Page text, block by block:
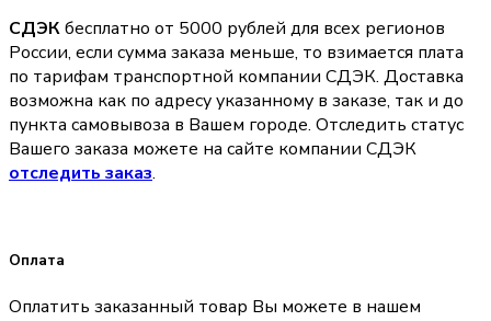
СДЭКбесплатно от 5000 рублей для всех регионов
России, если сумма заказа меньше, то взимается плата
по тарифам транспортной компании СДЭК. Доставка
возможна как по адресу указанному в заказе, так и до
пункта самовывоза в Вашем городе. Отследить статус
Вашего заказа можете на сайте компании СДЭК
отследить заказ.
Оплата
Оплатить заказанный товар Вы можете в нашем